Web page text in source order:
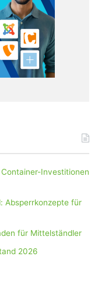
Investitionen
Absperrkonzepte für
für Mittelständler
2026